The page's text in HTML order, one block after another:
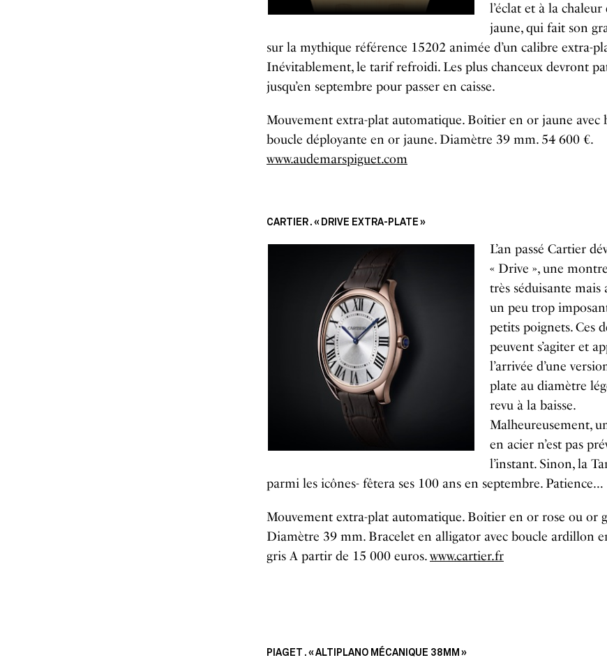
l’éclat et à la chaleur
jaune, qui fait son
sur la mythique référence 15202 animée d’un calibre extra-
Inévitablement, le tarif refroidi. Les plus chanceux devront
jusqu’en septembre pour passer en caisse.
Mouvement extra-plat automatique. Boîtier en or jaune avec
boucle déployante en or jaune. Diamètre 39 mm. 54 600 €.
www.audemarspiguet.com
CARTIER . « DRIVE EXTRA-PLATE »
L’an passé Cartier
« Drive », une
très séduisante mais
un peu trop
petits poignets. Ces
peuvent s’agiter et
l’arrivée d’une
plate au diamètre
revu à la baisse.
Malheureusement,
en acier n’est pas
l’instant. Sinon, la
parmi les icônes- fêtera ses 100 ans en septembre. Patience…
Mouvement extra-plat automatique. Boîtier en or rose ou or
Diamètre 39 mm. Bracelet en alligator avec boucle ardillon
gris A partir de 15 000 euros.www.cartier.fr
PIAGET . « ALTIPLANO MÉCANIQUE 38MM »